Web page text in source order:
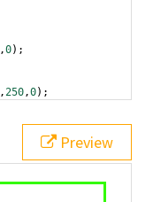
,0);
,250,0);
bottom ,
Preview